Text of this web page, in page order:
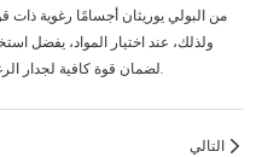
من البولي يوريثان أجسامًا رغوية ذات
ولذلك، عند اختيار المواد، يفضل
لضمان قوة كافية لجدار الرغوة وإنتاج منتجات رغوية ذات ثبات جيد للأبعاد.
التالي